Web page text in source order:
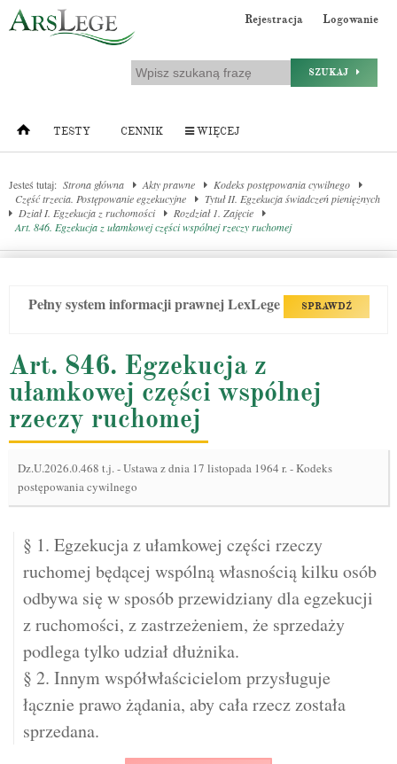
Rejestracja Logowanie
SZUKAJ
TESTY CENNIK WIĘCEJ
Jesteś tutaj: Strona główna Akty prawne
Kodeks postępowania cywilnego
Część trzecia. Postępowanie egzekucyjne
Tytuł II. Egzekucja świadczeń pieniężnych
Dział I. Egzekucja z ruchomości
Rozdział 1. Zajęcie
Art. 846. Egzekucja z ułamkowej części wspólnej rzeczy ruchomej
Pełny system informacji prawnej LexLege SPRAWDŹ
Art. 846. Egzekucja z
ułamkowej części wspólnej
rzeczy ruchomej
Dz.U.2026.0.468 t.j.-Ustawa z dnia 17 listopada 1964 r. - Kodeks
postępowania cywilnego
§ 1. Egzekucja z ułamkowej części rzeczy
ruchomej będącej wspólną własnością kilku osób
odbywa się w sposób przewidziany dla egzekucji
z ruchomości, z zastrzeżeniem, że sprzedaży
podlega tylko udział dłużnika.
§ 2. Innym współwłaścicielom przysługuje
łącznie prawo żądania, aby cała rzecz została
sprzedana.